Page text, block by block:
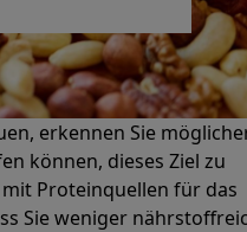
erkennen Sie
können, dieses Ziel zu
Proteinquellen für das
Sie weniger